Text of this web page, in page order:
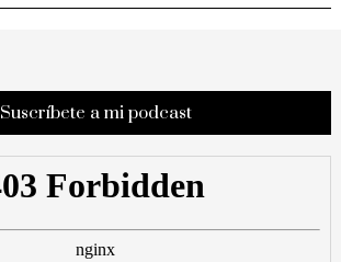
Suscríbete a mi podcast